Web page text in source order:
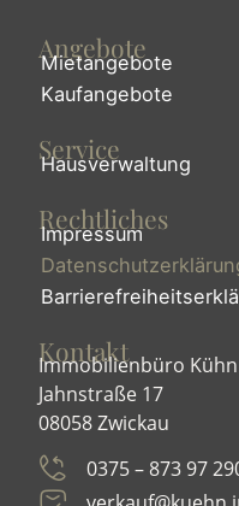
Angebote
Mietangebote
Kaufangebote
Service
Hausverwaltung
Rechtliches
Impressum
Kontakt
Immobilienbüro Kühn
Jahnstraße 17
08058 Zwickau
0375 – 873 97